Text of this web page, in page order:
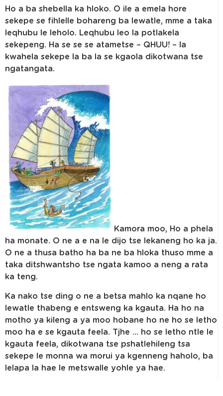
Ho a ba shebella ka hloko. O ile a emela hore
sekepe se fihlelle bohareng ba lewatle, mme a taka
leqhubu le leholo. Leqhubu leo la potlakela
sekepeng. Ha se se se atametse – QHUU! – la
kwahela sekepe la ba la se kgaola dikotwana tse
ngatangata.
Kamora moo, Ho a phela
ha monate. O ne a e na le dijo tse lekaneng ho ka ja.
O ne a thusa batho ha ba ne ba hloka thuso mme a
taka ditshwantsho tse ngata kamoo a neng a rata
ka teng.
Ka nako tse ding o ne a betsa mahlo ka nqane ho
lewatle thabeng e entsweng ka kgauta. Ha ho na
motho ya kileng a ya moo hobane ho ne ho se letho
moo ha e se kgauta feela. Tjhe … ho se letho ntle le
kgauta feela, dikotwana tse pshatlehileng tsa
sekepe le monna wa morui ya kgenneng haholo, ba
lelapa la hae le metswalle yohle ya hae.